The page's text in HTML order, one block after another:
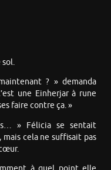
sol.
? » demanda
une Einherjar à rune
faire contre ça. »
» Félicia se sentait
mais cela ne suffisait pas